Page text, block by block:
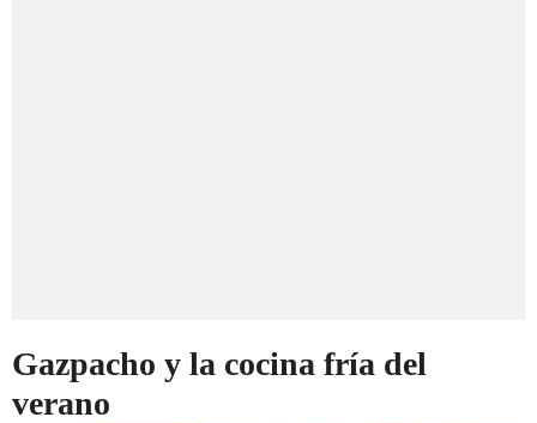
Gazpacho y la cocina fría del
verano